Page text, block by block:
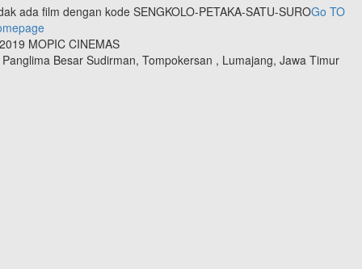
ada film dengan kode SENGKOLO-PETAKA-SATU-SUROGo TO
MOPIC CINEMAS
Besar Sudirman, Tompokersan , Lumajang, Jawa Timur